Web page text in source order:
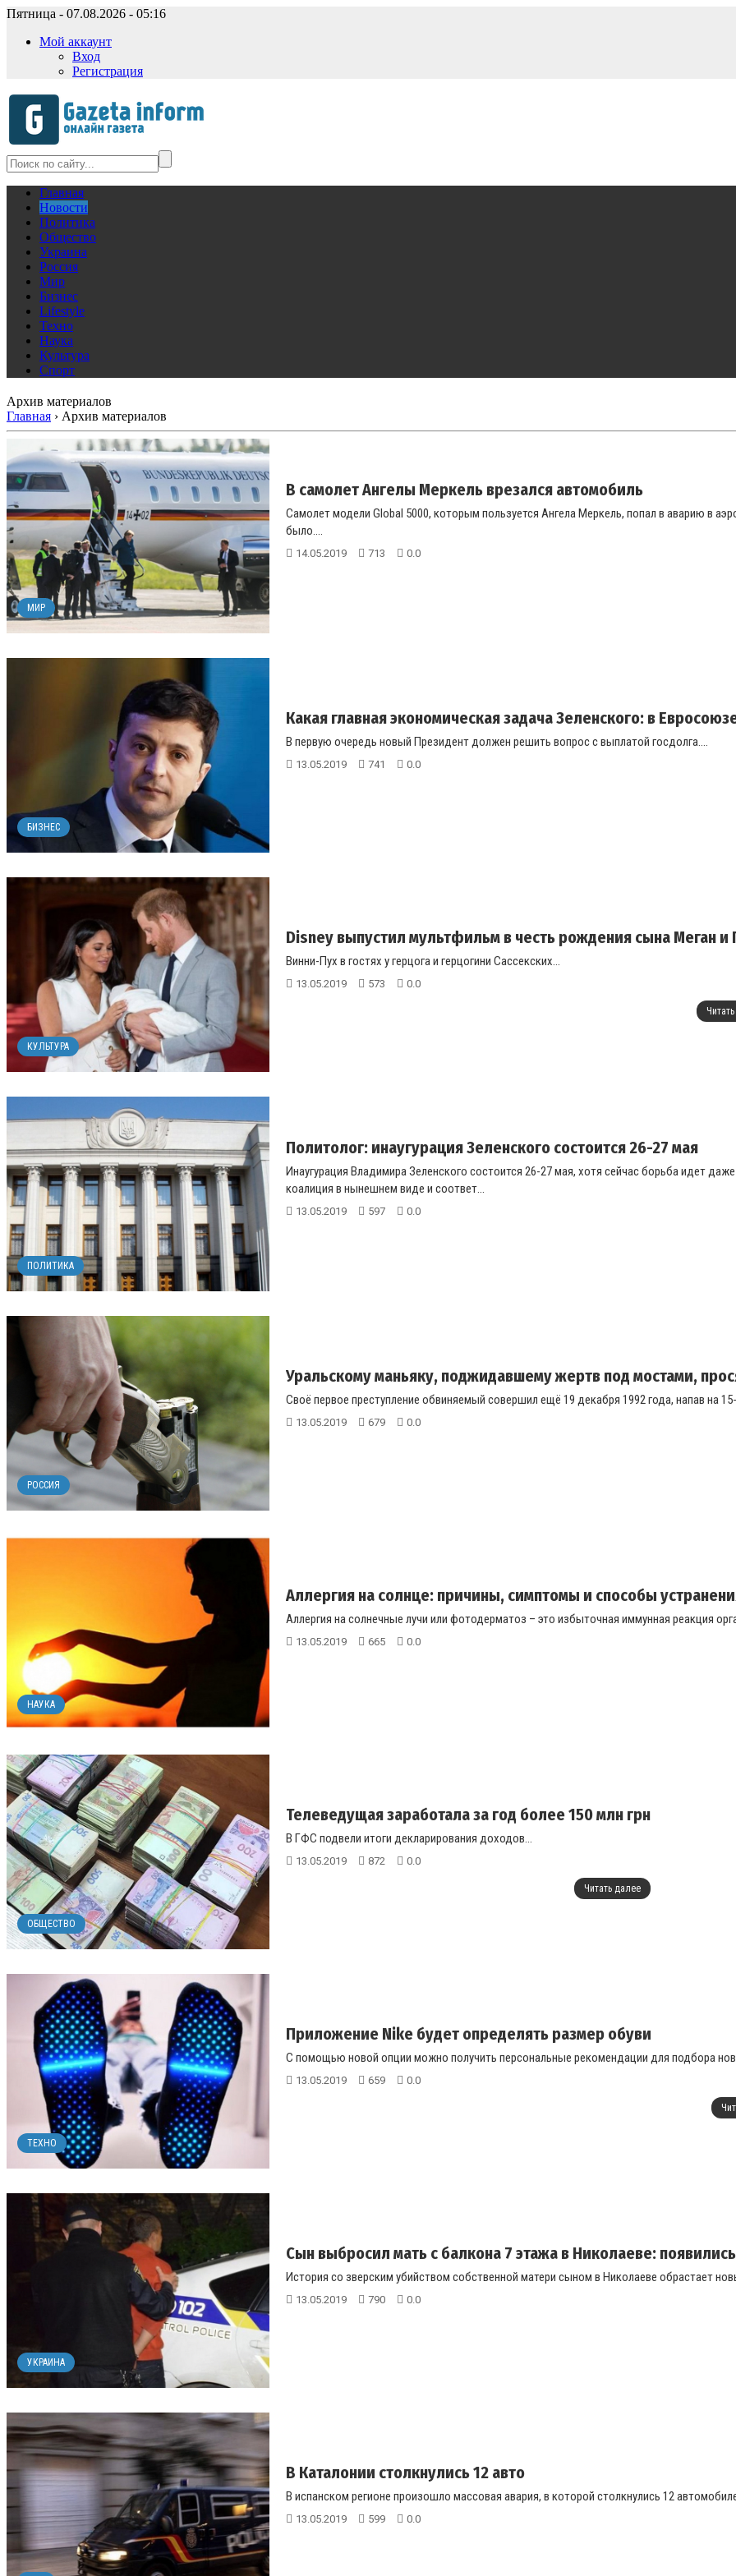
Пятница - 07.08.2026 - 05:16
Мой аккаунт
Вход
Регистрация
Главная
Новости
Политика
Общество
Украина
Россия
Мир
Бизнес
Lifestyle
Техно
Наука
Культура
Спорт
Архив материалов
Главная › Архив материалов
МИР
В самолет Ангелы Меркель врезался автомобиль
Самолет модели Global 5000, которым пользуется Ангела Меркель, попал в аварию в
было....
14.05.2019 713 0.0
БИЗНЕС
Какая главная экономическая задача Зеленского: в
В первую очередь новый Президент должен решить вопрос с выплатой госдолга....
13.05.2019 741 0.0
КУЛЬТУРА
Disney выпустил мультфильм в честь рождения сына Меган и
Винни-Пух в гостях у герцога и герцогини Сассекских...
13.05.2019 573 0.0
ПОЛИТИКА
Политолог: инаугурация Зеленского состоится 26-27 мая
Инаугурация Владимира Зеленского состоится 26-27 мая, хотя сейчас борьба идет
коалиция в нынешнем виде и соответ...
13.05.2019 597 0.0
РОССИЯ
Уральскому маньяку, поджидавшему жертв под мостами,
Своё первое преступление обвиняемый совершил ещё 19 декабря 1992 года, напав на
13.05.2019 679 0.0
НАУКА
Аллергия на солнце: причины, симптомы и способы
Аллергия на солнечные лучи или фотодерматоз – это избыточная иммунная реакция
13.05.2019 665 0.0
ОБЩЕСТВО
Телеведущая заработала за год более 150 млн грн
В ГФС подвели итоги декларирования доходов...
13.05.2019 872 0.0
Читать далее
ТЕХНО
Приложение Nike будет определять размер обуви
С помощью новой опции можно получить персональные рекомендации для подбора
13.05.2019 659 0.0
УКРАИНА
Сын выбросил мать с балкона 7 этажа в Николаеве:
История со зверским убийством собственной матери сыном в Николаеве обрастает
13.05.2019 790 0.0
В Каталонии столкнулись 12 авто
В испанском регионе произошло массовая авария, в которой столкнулись 12
13.05.2019 599 0.0